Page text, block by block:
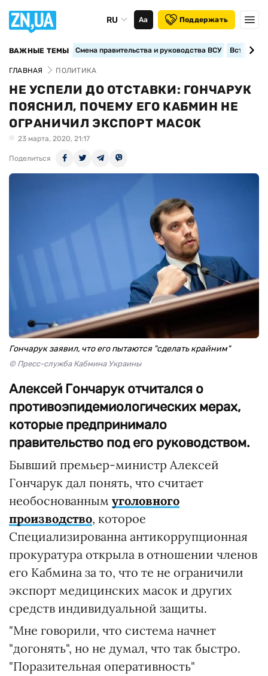
RU Аа Поддержать
ВАЖНЫЕ ТЕМЫ Смена правительства и руководства ВСУ
ГЛАВНАЯ ПОЛИТИКА
НЕ УСПЕЛИ ДО ОТСТАВКИ: ГОНЧАРУК
ПОЯСНИЛ, ПОЧЕМУ ЕГО КАБМИН НЕ
ОГРАНИЧИЛ ЭКСПОРТ МАСОК
23 марта, 2020, 21:17
Поделиться
Гончарук заявил, что его пытаются "сделать крайним"
© Пресс-служба Кабмина Украины
Алексей Гончарук отчитался о
противоэпидемиологических мерах,
которые предпринимало
правительство под его руководством.
Бывший премьер-министр Алексей
Гончарук дал понять, что считает
необоснованным уголовного
производство, которое
Специализированна антикоррупционная
прокуратура открыла в отношении членов
его Кабмина за то, что те не ограничили
экспорт медицинских масок и других
средств индивидуальной защиты.
"Мне говорили, что система начнет
"догонять", но не думал, что так быстро.
"Поразительная оперативность"